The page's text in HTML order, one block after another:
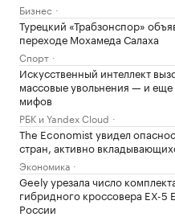
Бизнес
Турецкий «Трабзонспор»
переходе Мохамеда Салаха
Спорт
Искусственный интеллект
массовые увольнения — и еще
мифов
РБК и Yandex Cloud
The Economist увидел
стран, активно
Экономика
Geely урезала число
гибридного кроссовера EX-5
России